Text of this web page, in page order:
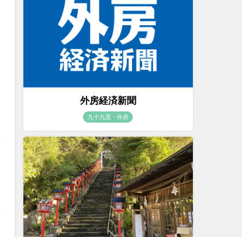
外房経済新聞
九十九里・外房